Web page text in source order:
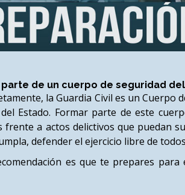
parte de un cuerpo de seguridad
la Guardia Civil es un Cuerpo
Estado. Formar parte de este
frente a actos delictivos que puedan
defender el ejercicio libre de
es que te prepares